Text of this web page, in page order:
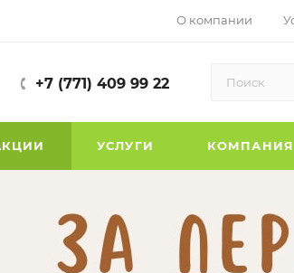
О компании
+7 (771) 409 99 22
УСЛУГИ КОМПАНИЯ